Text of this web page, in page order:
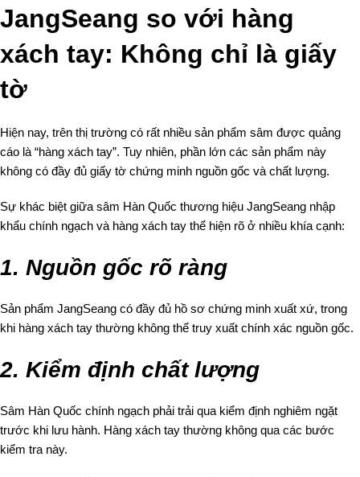
JangSeang so với hàng
xách tay: Không chỉ là giấy
tờ
Hiện nay, trên thị trường có rất nhiều sản phẩm sâm được quảng
cáo là “hàng xách tay”. Tuy nhiên, phần lớn các sản phẩm này
không có đầy đủ giấy tờ chứng minh nguồn gốc và chất lượng.
Sự khác biệt giữa sâm Hàn Quốc thương hiệu JangSeang nhập
khẩu chính ngạch và hàng xách tay thể hiện rõ ở nhiều khía cạnh:
1. Nguồn gốc rõ ràng
Sản phẩm JangSeang có đầy đủ hồ sơ chứng minh xuất xứ, trong
khi hàng xách tay thường không thể truy xuất chính xác nguồn gốc.
2. Kiểm định chất lượng
Sâm Hàn Quốc chính ngạch phải trải qua kiểm định nghiêm ngặt
trước khi lưu hành. Hàng xách tay thường không qua các bước
kiểm tra này.